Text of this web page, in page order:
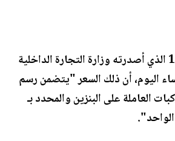
وجاء في القرار 1090 الذي أصدرته وزارة التجارة الداخلية
اليوم، أن ذلك السعر "يتضمن رسم
العاملة على البنزين والمحدد بـ